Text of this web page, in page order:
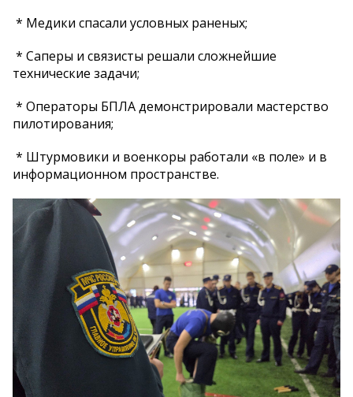
* Медики спасали условных раненых;
* Саперы и связисты решали сложнейшие
технические задачи;
* Операторы БПЛА демонстрировали мастерство
пилотирования;
* Штурмовики и военкоры работали «в поле» и в
информационном пространстве.